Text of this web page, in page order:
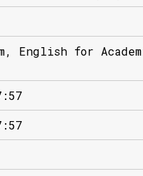
English for